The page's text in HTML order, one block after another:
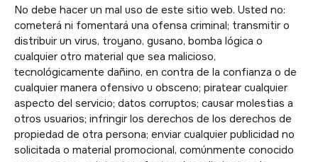
No debe hacer un mal uso de este sitio web. Usted no:
cometerá ni fomentará una ofensa criminal; transmitir o
distribuir un virus, troyano, gusano, bomba lógica o
cualquier otro material que sea malicioso,
tecnológicamente dañino, en contra de la confianza o de
cualquier manera ofensivo u obsceno; piratear cualquier
aspecto del servicio; datos corruptos; causar molestias a
otros usuarios; infringir los derechos de los derechos de
propiedad de otra persona; enviar cualquier publicidad no
solicitada o material promocional, comúnmente conocido